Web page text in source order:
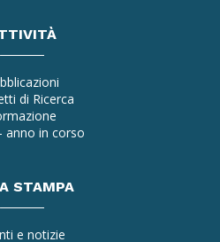
di Ricerca
anno in corso
STAMPA
e notizie